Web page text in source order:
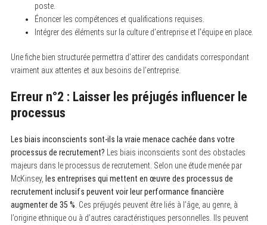
poste.
Énoncer les compétences et qualifications requises.
Intégrer des éléments sur la culture d’entreprise et l’équipe en place.
Une fiche bien structurée permettra d’attirer des candidats correspondant
vraiment aux attentes et aux besoins de l’entreprise.
Erreur n°2 : Laisser les préjugés influencer le
processus
Les biais inconscients sont-ils la vraie menace cachée dans votre
processus de recrutement? Les biais inconscients sont des obstacles
majeurs dans le processus de recrutement. Selon une étude menée par
McKinsey, les entreprises qui mettent en œuvre des processus de
recrutement inclusifs peuvent voir leur performance financière
augmenter de 35 % . Ces préjugés peuvent être liés à l’âge, au genre, à
l’origine ethnique ou à d’autres caractéristiques personnelles. Ils peuvent